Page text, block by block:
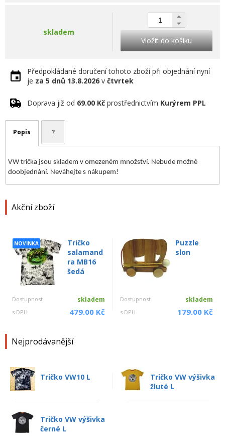
Akční zboží
NOVINKA
Tričko
salamand
ra MB16
šedá
Dostupnost skladem
s DPH 479.00 Kč
Puzzle
slon
Dostupnost skladem
s DPH 179.00 Kč
Nejprodávanější
Tričko VW10 L
Tričko VW výšivka
žluté L
Tričko VW výšivka
černé L
skladem
Vložit do košíku
Předpokládané doručení tohoto zboží při objednání nyní
je za 5 dnů 13.8.2026 v čtvrtek
Doprava již od 69.00 Kč prostřednictvím Kurýrem PPL
Popis ?
VW trička jsou skladem v omezeném množství. Nebude možné
doobjednání. Neváhejte s nákupem!